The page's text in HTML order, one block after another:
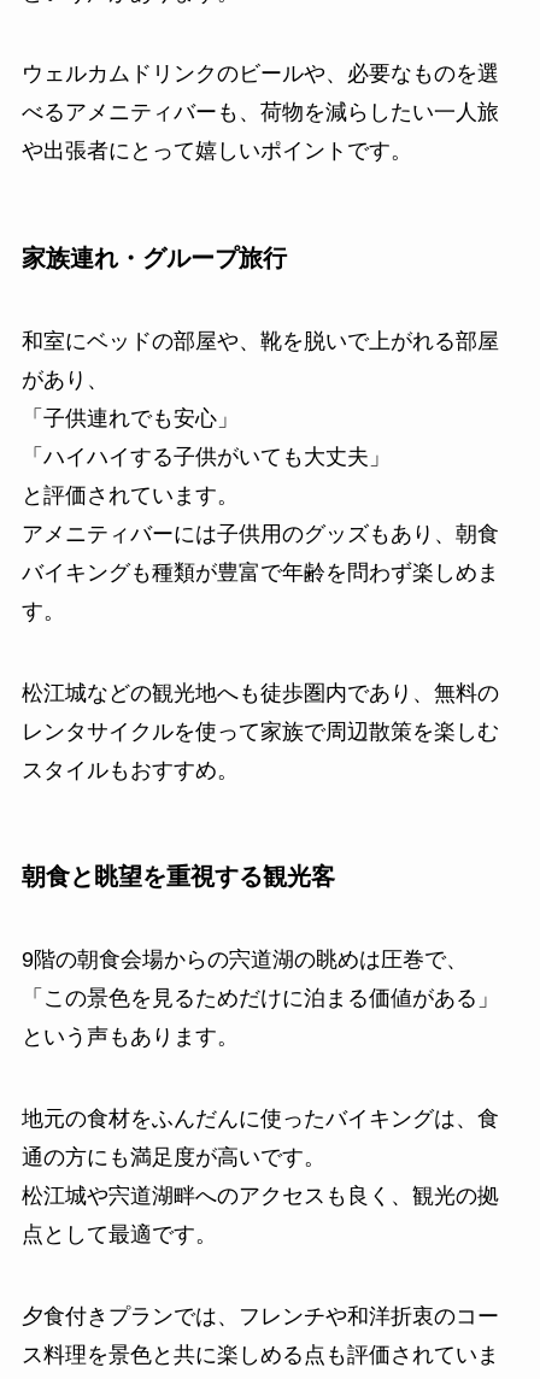
ウェルカムドリンクのビールや、必要なものを選
べるアメニティバーも、荷物を減らしたい一人旅
や出張者にとって嬉しいポイントです。
家族連れ・グループ旅行
和室にベッドの部屋や、靴を脱いで上がれる部屋
があり、
「子供連れでも安心」
「ハイハイする子供がいても大丈夫」
と評価されています。
アメニティバーには子供用のグッズもあり、朝食
バイキングも種類が豊富で年齢を問わず楽しめま
す。
松江城などの観光地へも徒歩圏内であり、無料の
レンタサイクルを使って家族で周辺散策を楽しむ
スタイルもおすすめ。
朝食と眺望を重視する観光客
9階の朝食会場からの宍道湖の眺めは圧巻で、
「この景色を見るためだけに泊まる価値がある」
という声もあります。
地元の食材をふんだんに使ったバイキングは、食
通の方にも満足度が高いです。
松江城や宍道湖畔へのアクセスも良く、観光の拠
点として最適です。
夕食付きプランでは、フレンチや和洋折衷のコー
ス料理を景色と共に楽しめる点も評価されていま